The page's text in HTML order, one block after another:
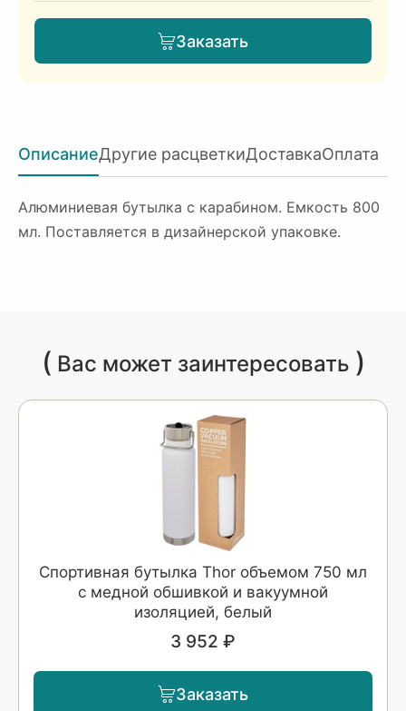
Заказать
ОписаниеДругие расцветкиДоставкаОплата
Алюминиевая бутылка с карабином. Емкость 800
мл. Поставляется в дизайнерской упаковке.
( Вас может заинтересовать )
Спортивная бутылка Thor объемом 750 мл
с медной обшивкой и вакуумной
изоляцией, белый
3 952 ₽
Заказать